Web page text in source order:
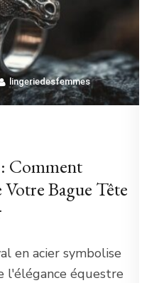
lingeriedesfemmes
Comment
Votre Bague Tête
en acier symbolise
l'élégance équestre